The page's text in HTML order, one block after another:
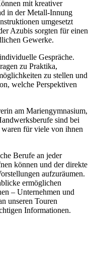
mit kreativer
in der Metall-Innung
umgesetzt
Azubis sorgten für einen
Gewerke.
Gespräche.
zu Praktika,
zu stellen und
welche Perspektiven
am Mariengymnasium,
sind bei
für viele von ihnen
Berufe an jeder
können und der direkte
aufzuräumen.
ermöglichen
– Unternehmen und
unseren Touren
Informationen.